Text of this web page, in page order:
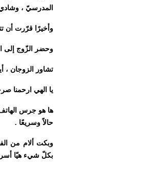
المدرسيّ ،
وأخيرًا قرّرت أن
وحضر الزّوج إلى
تشاور الزوجان ،
يا الهي ارحمنا
ها هو جرس
حالاً وسريعًا .
وبكت ألام من
بكلّ شيء هيّا